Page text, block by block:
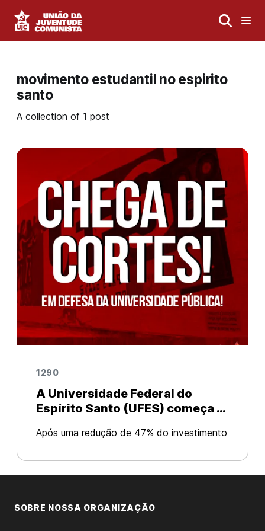
movimento estudantil no espirito
santo
A collection of 1 post
1290
A Universidade Federal do
Espírito Santo (UFES) começa o
mais cortes.
Após uma redução de 47% do investimento
se repete. No inicio deste semestre o
cardápio do restaurante universitário já foi
SOBRE NOSSA ORGANIZAÇÃO